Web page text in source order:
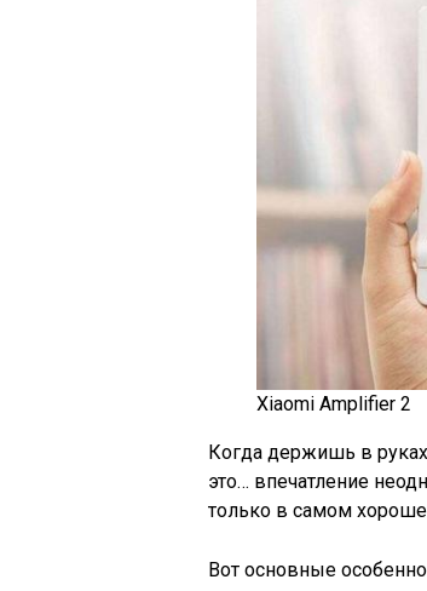
Xiaomi Amplifier 2
Когда держишь в
это… впечатление
только в самом
Вот основные